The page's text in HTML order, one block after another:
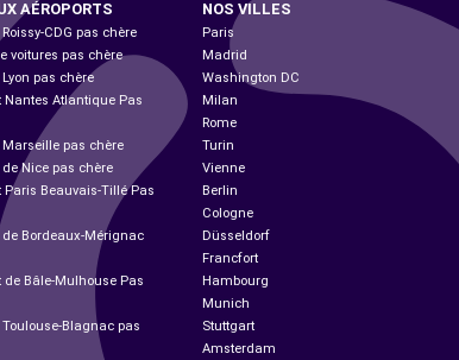
AÉROPORTS
CDG pas chère
voitures pas chère
pas chère
Nantes Atlantique Pas
Marseille pas chère
Nice pas chère
Paris Beauvais-Tillé Pas
de Bordeaux-Mérignac
de Bâle-Mulhouse Pas
Blagnac pas
NOS VILLES
Paris
Madrid
Washington DC
Milan
Rome
Turin
Vienne
Berlin
Cologne
Düsseldorf
Francfort
Hambourg
Munich
Stuttgart
Amsterdam